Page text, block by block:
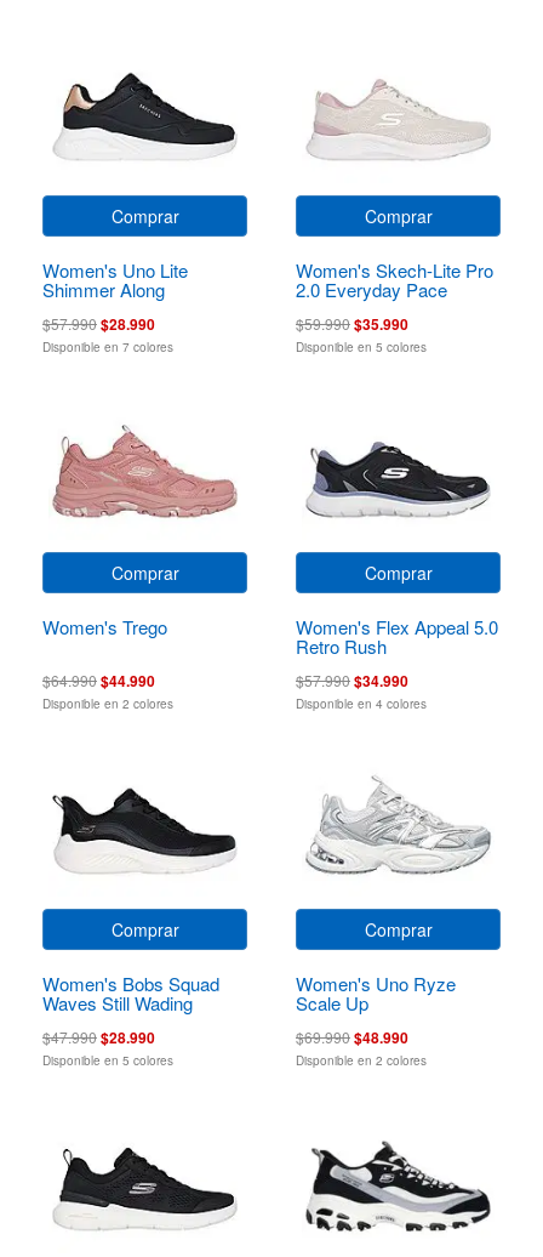
Comprar
Women's Uno Lite
Shimmer Along
$57.990$28.990
Disponible en 7 colores
Comprar
Women's Skech-Lite Pro
2.0 Everyday Pace
$59.990$35.990
Disponible en 5 colores
Comprar
Women's Trego
$64.990$44.990
Disponible en 2 colores
Comprar
Women's Flex Appeal 5.0
Retro Rush
$57.990$34.990
Disponible en 4 colores
Comprar
Women's Bobs Squad
Waves Still Wading
$47.990$28.990
Disponible en 5 colores
Comprar
Women's Uno Ryze
Scale Up
$69.990$48.990
Disponible en 2 colores